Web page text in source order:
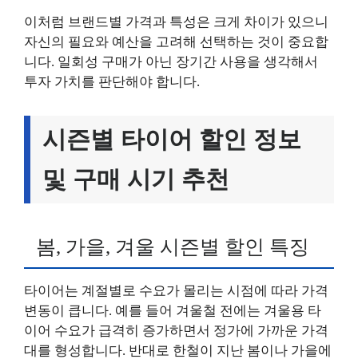
이처럼 브랜드별 가격과 특성은 크게 차이가 있으니
자신의 필요와 예산을 고려해 선택하는 것이 중요합
니다. 일회성 구매가 아닌 장기간 사용을 생각해서
투자 가치를 판단해야 합니다.
시즌별 타이어 할인 정보
및 구매 시기 추천
봄, 가을, 겨울 시즌별 할인 특징
타이어는 계절별로 수요가 몰리는 시점에 따라 가격
변동이 큽니다. 예를 들어 겨울철 전에는 겨울용 타
이어 수요가 급격히 증가하면서 정가에 가까운 가격
대를 형성합니다. 반대로 한철이 지난 봄이나 가을에